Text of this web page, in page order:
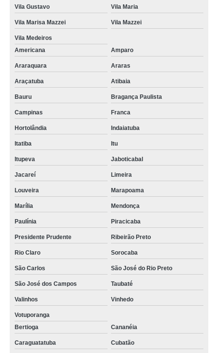
Vila Gustavo Vila Maria
Vila Marisa Mazzei Vila Mazzei
Vila Medeiros
Americana
Amparo
Araraquara Araras
Araçatuba Atibaia
Bauru Bragança Paulista
Campinas Franca
Hortolândia Indaiatuba
Itatiba Itu
Itupeva Jaboticabal
Jacareí Limeira
Louveira Marapoama
Marília Mendonça
Paulínia Piracicaba
Presidente Prudente Ribeirão Preto
Rio Claro Sorocaba
São Carlos São José do Rio Preto
São José dos Campos Taubaté
Valinhos Vinhedo
Votuporanga
Bertioga
Cananéia
Caraguatatuba Cubatão